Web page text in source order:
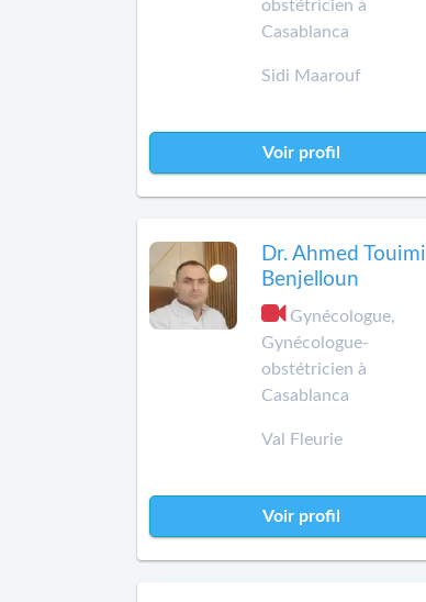
obstétricien à
Casablanca
Sidi Maarouf
Voir profil
Dr. Ahmed Touimi
Benjelloun
Gynécologue,
Gynécologue-
obstétricien à
Casablanca
Val Fleurie
Voir profil